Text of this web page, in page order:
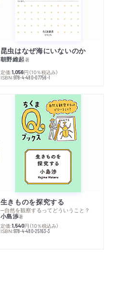
昆虫はなぜ海にいないのか
朝野維起著
定価:1,056円 （10％税込み）
ISBN:978-4-480-07756-1
生きものを探究する
─自然を観察するってどういうこと？
小島渉著
定価:1,540円 （10％税込み）
ISBN:978-4-480-25163-3